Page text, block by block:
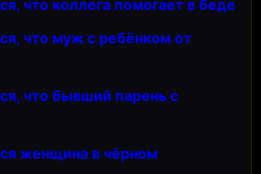
что коллега помогает в беде
что муж с ребёнком от
что бывший парень с
женщина в чёрном